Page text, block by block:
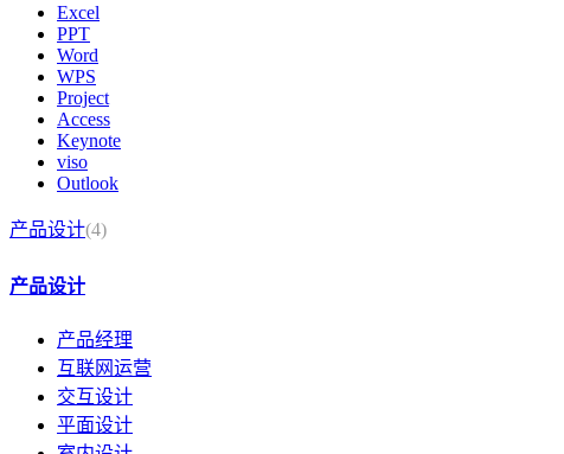
Excel
PPT
Word
WPS
Project
Access
Keynote
viso
Outlook
产品设计(4)
产品设计
产品经理
互联网运营
交互设计
平面设计